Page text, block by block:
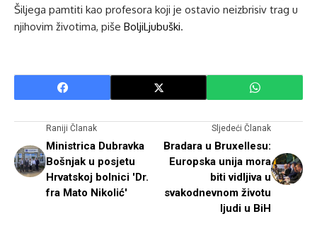
Šiljega pamtiti kao profesora koji je ostavio neizbrisiv trag u
njihovim životima, piše BoljiLjubuški.
Raniji Članak
Ministrica Dubravka
Bošnjak u posjetu
Hrvatskoj bolnici 'Dr.
fra Mato Nikolić'
Sljedeći Članak
Bradara u Bruxellesu:
Europska unija mora
biti vidljiva u
svakodnevnom životu
ljudi u BiH